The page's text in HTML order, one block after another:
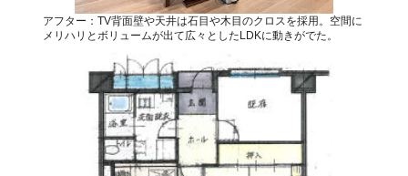
アフター：TV背面壁や天井は石目や木目のクロスを採用。空間に
メリハリとボリュームが出て広々としたLDKに動きがでた。